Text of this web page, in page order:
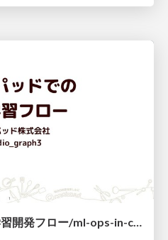
クックパッドでの機械学習開発フロー/ml-ops-in-cookpad